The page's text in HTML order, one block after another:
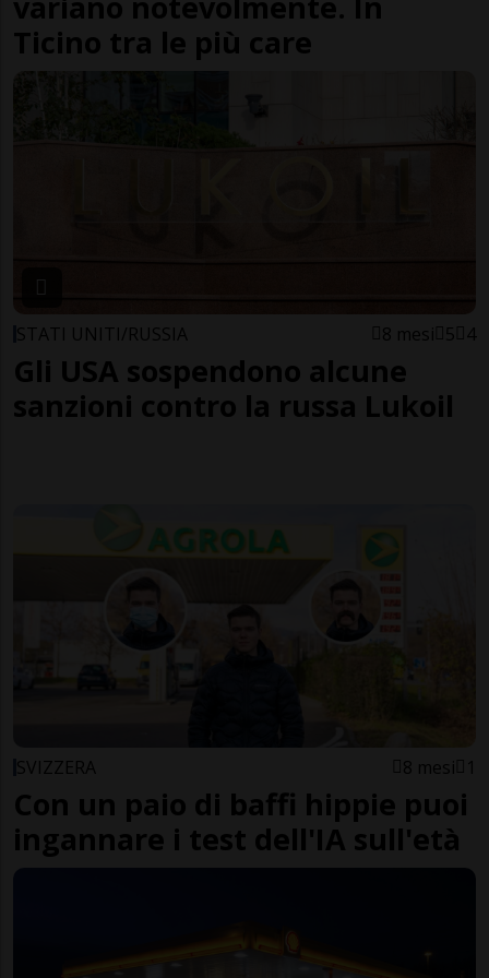
Ticino tra le più care
STATI UNITI/RUSSIA 8 mesi 5 4
Gli USA sospendono alcune
sanzioni contro la russa Lukoil
SVIZZERA 8 mesi 1
Con un paio di baffi hippie puoi
ingannare i test dell'IA sull'età